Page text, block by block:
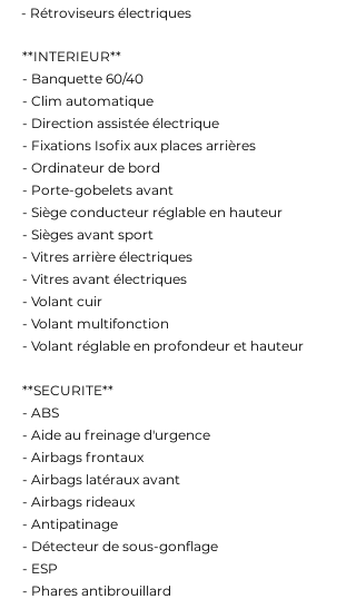
- Rétroviseurs électriques
**INTERIEUR**
- Banquette 60/40
- Clim automatique
- Direction assistée électrique
- Fixations Isofix aux places arrières
- Ordinateur de bord
- Porte-gobelets avant
- Siège conducteur réglable en hauteur
- Sièges avant sport
- Vitres arrière électriques
- Vitres avant électriques
- Volant cuir
- Volant multifonction
- Volant réglable en profondeur et hauteur
**SECURITE**
- ABS
- Aide au freinage d'urgence
- Airbags frontaux
- Airbags latéraux avant
- Airbags rideaux
- Antipatinage
- Détecteur de sous-gonflage
- ESP
- Phares antibrouillard